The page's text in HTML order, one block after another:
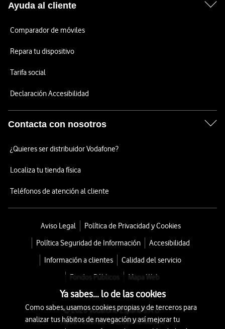
Ayuda al cliente
Comparador de móviles
Repara tu dispositivo
Tarifa social
Declaración Accesibilidad
Contacta con nosotros
¿Quieres ser distribuidor Vodafone?
Localiza tu tienda física
Teléfonos de atención al cliente
Aviso Legal
Política de Privacidad y Cookies
Política Seguridad de Información
Accesibilidad
Información a clientes
Calidad del servicio
Fondos Públicos
Mapa Web
© 2026 Vodafone España S.A.U.
Avda. América 115, 28042 Madrid
Ya sabes... lo de las cookies
Como sabes, usamos cookies propias y de terceros para
analizar tus hábitos de navegación y así mejorar tu